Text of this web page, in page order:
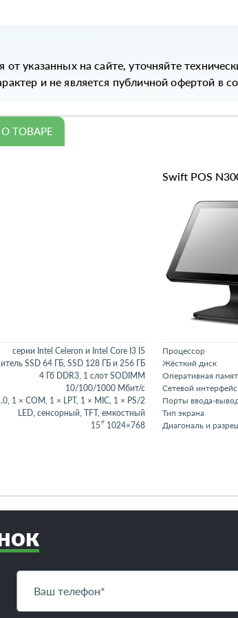
от указанных на сайте, уточняйте
и не является публичной офертой в
О ТОВАРЕ
серии Intel Celeron и Intel Core I3 I5
SSD 64 ГБ, SSD 128 ГБ и 256 ГБ
4 Гб DDR3, 1 слот SODIMM
10/100/1000 Мбит/с
1 × COM, 1 × LPT, 1 × MIC, 1 × PS/2
LED, сенсорный, TFT, емкостный
15″ 1024×768
Swift POS
Процессор
Жёсткий диск
Оперативная
Сетевой интерфейс
Порты ввода-
Тип экрана
Диагональ и